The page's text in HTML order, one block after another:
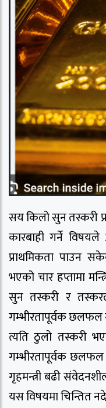
सय किलो सुन तस्करी
कारबाही गर्ने
प्राथमिकता पाउन
भएको चार हप्तामा
सुन तस्करी र
गम्भीरतापूर्वक छलफल
त्यति ठुलो तस्करी
गम्भीरतापूर्वक छलफल
गृहमन्त्री बढी
यस विषयमा चिन्तित